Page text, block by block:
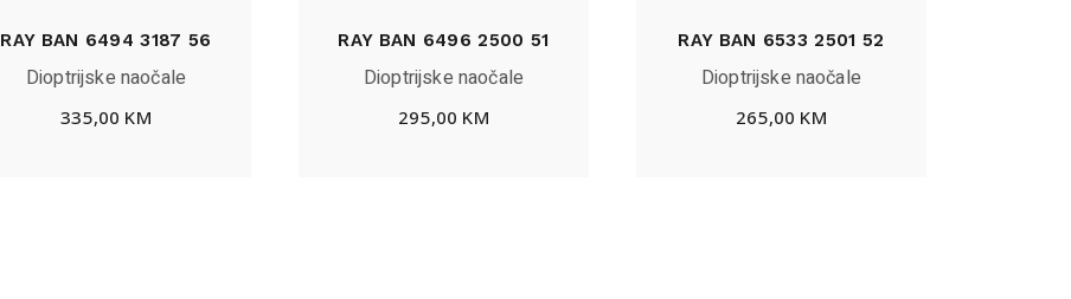
RAY BAN 6494 3187 56
Dioptrijske naočale
335,00 KM
RAY BAN 6496 2500 51
Dioptrijske naočale
295,00 KM
RAY BAN 6533 2501 52
Dioptrijske naočale
265,00 KM